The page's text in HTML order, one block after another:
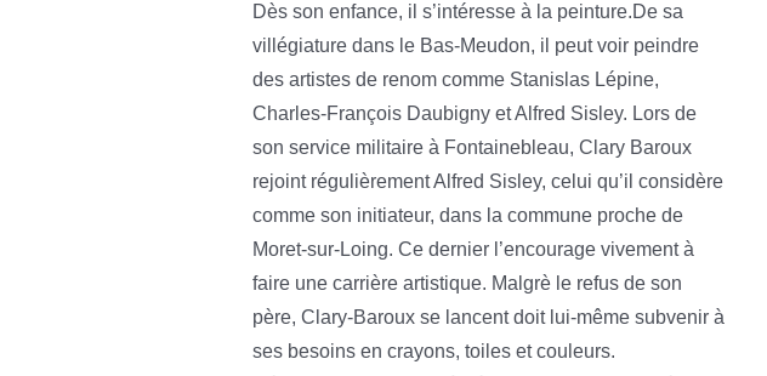
Dès son enfance, il s’intéresse à la peinture.De sa
villégiature dans le Bas-Meudon, il peut voir peindre
des artistes de renom comme Stanislas Lépine,
Charles-François Daubigny et Alfred Sisley. Lors de
son service militaire à Fontainebleau, Clary Baroux
rejoint régulièrement Alfred Sisley, celui qu’il considère
comme son initiateur, dans la commune proche de
Moret-sur-Loing. Ce dernier l’encourage vivement à
faire une carrière artistique. Malgrè le refus de son
père, Clary-Baroux se lancent doit lui-même subvenir à
ses besoins en crayons, toiles et couleurs.